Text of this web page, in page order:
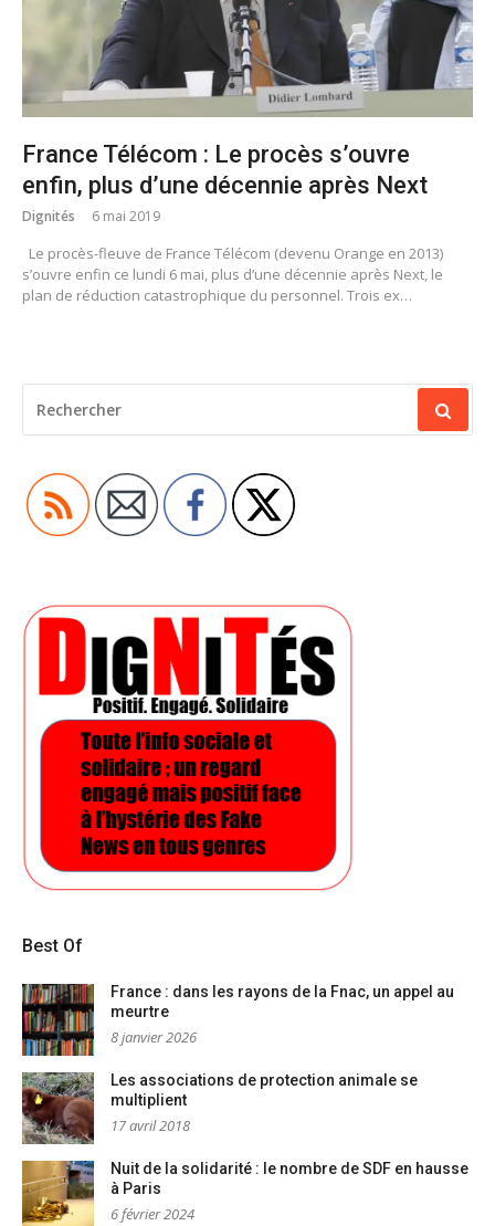
France Télécom : Le procès s’ouvre
enfin, plus d’une décennie après Next
Dignités 6 mai 2019
Le procès-fleuve de France Télécom (devenu Orange en 2013)
s’ouvre enfin ce lundi 6 mai, plus d’une décennie après Next, le
plan de réduction catastrophique du personnel. Trois ex…
POUR
:
Best Of
France : dans les rayons de la Fnac, un appel au
meurtre
8 janvier 2026
Les associations de protection animale se
multiplient
17 avril 2018
Nuit de la solidarité : le nombre de SDF en hausse
à Paris
6 février 2024